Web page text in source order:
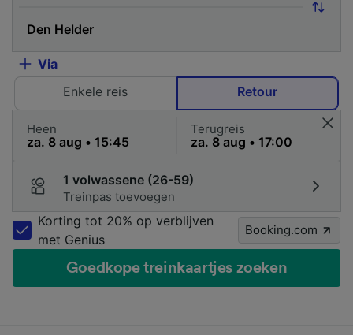
Via
Enkele reis
Retour
Heen Terugreis
1 volwassene (26-59)
Treinpas toevoegen
Korting tot 20% op verblijven
met Genius
Booking.com
Goedkope treinkaartjes zoeken